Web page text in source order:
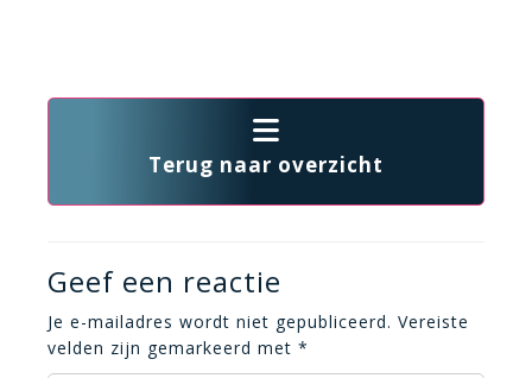
Terug naar overzicht
Geef een reactie
Je e-mailadres wordt niet gepubliceerd. Vereiste
velden zijn gemarkeerd met *